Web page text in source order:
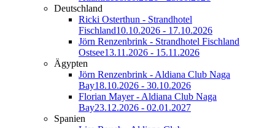
Deutschland
Ricki Osterthun - Strandhotel
Fischland10.10.2026 - 17.10.2026
Jörn Renzenbrink - Strandhotel Fischland
Ostsee13.11.2026 - 15.11.2026
Ägypten
Jörn Renzenbrink - Aldiana Club Naga
Bay18.10.2026 - 30.10.2026
Florian Mayer - Aldiana Club Naga
Bay23.12.2026 - 02.01.2027
Spanien